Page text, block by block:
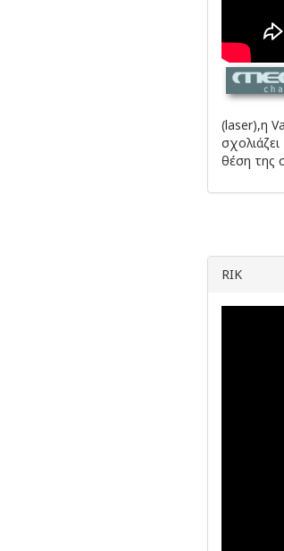
(laser),η
θέση της
RIK